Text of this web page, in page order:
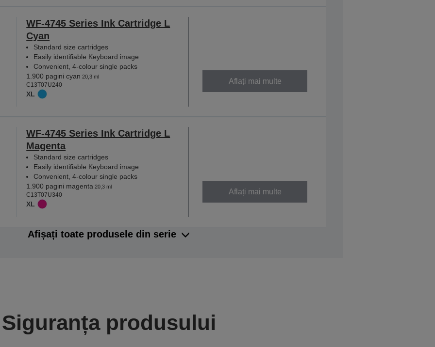
WF-4745 Series Ink Cartridge L
Cyan
Standard size cartridges
Easily identifiable Keyboard image
Convenient, 4-colour single packs
1.900 pagini cyan 20,3 ml
C13T07U240
XL
Aflați mai multe
WF-4745 Series Ink Cartridge L
Magenta
Standard size cartridges
Easily identifiable Keyboard image
Convenient, 4-colour single packs
1.900 pagini magenta 20,3 ml
C13T07U340
XL
Aflați mai multe
Afișați toate produsele din serie
Siguranța produsului